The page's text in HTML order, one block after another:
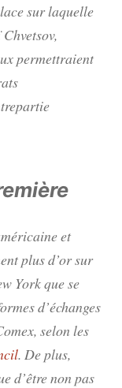
sur laquelle
permettraient
et
plus d’or sur
York que se
d’échanges
selon les
. De plus,
d’être non pas